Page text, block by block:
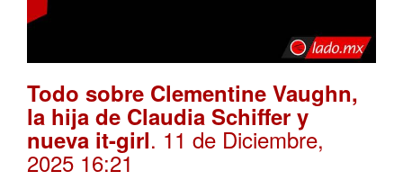
Todo sobre Clementine Vaughn,
la hija de Claudia Schiffer y
nueva it-girl. 11 de Diciembre,
2025 16:21